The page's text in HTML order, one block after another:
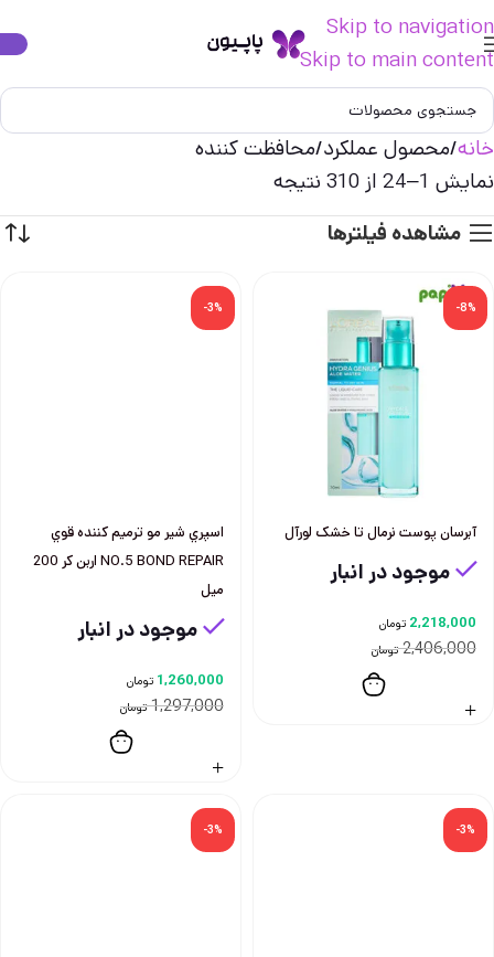
Skip to navigation
Skip to main content
خانه محصول عملکرد محافظت کننده
نمایش 1–24 از 310 نتیجه
مشاهده فیلترها
-8%
آبرسان پوست نرمال تا خشک لورآل
موجود در انبار
2,406,000 تومان
2,218,000 تومان
-3%
اسپري شير مو ترميم كننده قوي
NO.5 BOND REPAIR اربن كر 200
ميل
موجود در انبار
1,297,000 تومان
1,260,000 تومان
-3%
-3%